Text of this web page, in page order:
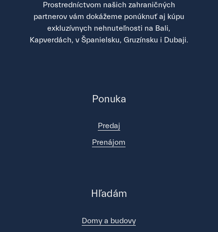
Prostredníctvom našich zahraničných
partnerov vám dokážeme ponúknuť aj kúpu
exkluzívnych nehnuteľnosti na Bali,
Kapverdách, v Španielsku, Gruzínsku i Dubaji.
Ponuka
Predaj
Prenájom
Hľadám
Domy a budovy